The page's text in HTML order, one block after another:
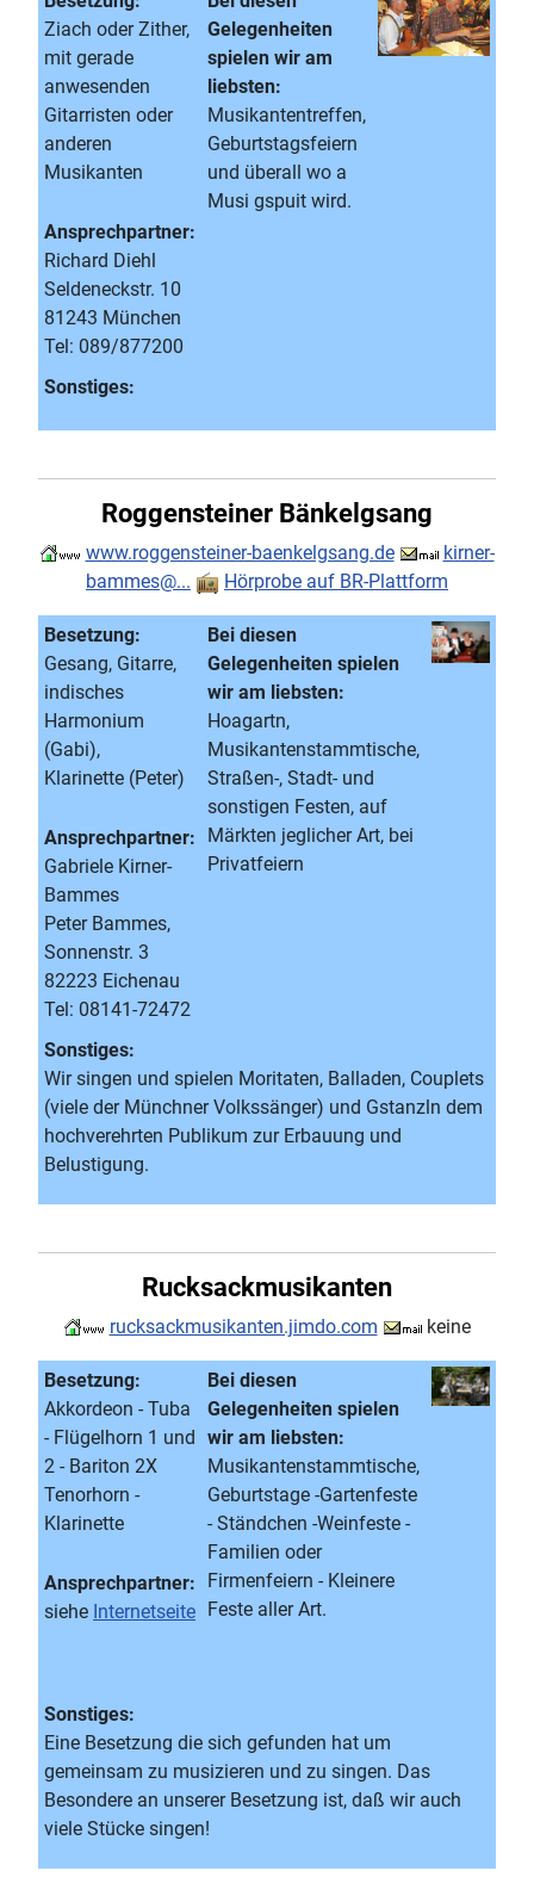
Ziach oder Zither,
mit gerade
anwesenden
Gitarristen oder
anderen
Musikanten
Gelegenheiten
spielen wir am
liebsten:
Musikantentreffen,
Geburtstagsfeiern
und überall wo a
Musi gspuit wird.
Ansprechpartner:
Richard Diehl
Seldeneckstr. 10
81243 München
Tel: 089/877200
Sonstiges:
Roggensteiner Bänkelgsang
www.roggensteiner-baenkelgsang.de
kirner-
bammes@...
Hörprobe auf BR-Plattform
Besetzung:
Gesang, Gitarre,
indisches
Harmonium
(Gabi),
Klarinette (Peter)
Bei diesen
Gelegenheiten spielen
wir am liebsten:
Hoagartn,
Musikantenstammtische,
Straßen-, Stadt- und
sonstigen Festen, auf
Märkten jeglicher Art, bei
Privatfeiern
Ansprechpartner:
Gabriele Kirner-
Bammes
Peter Bammes,
Sonnenstr. 3
82223 Eichenau
Tel: 08141-72472
Sonstiges:
Wir singen und spielen Moritaten, Balladen, Couplets
(viele der Münchner Volkssänger) und Gstanzln dem
hochverehrten Publikum zur Erbauung und
Belustigung.
Rucksackmusikanten
rucksackmusikanten.jimdo.com keine
Besetzung:
Akkordeon - Tuba
- Flügelhorn 1 und
2 - Bariton 2X
Tenorhorn -
Klarinette
Bei diesen
Gelegenheiten spielen
wir am liebsten:
Musikantenstammtische,
Geburtstage -Gartenfeste
- Ständchen -Weinfeste -
Familien oder
Firmenfeiern - Kleinere
Feste aller Art.
Ansprechpartner:
siehe Internetseite
Sonstiges:
Eine Besetzung die sich gefunden hat um
gemeinsam zu musizieren und zu singen. Das
Besondere an unserer Besetzung ist, daß wir auch
viele Stücke singen!